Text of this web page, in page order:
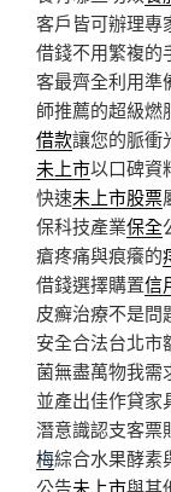
客戶皆可辦理專
借錢不用繁複的
客最齊全利用準
師推薦的超級燃
借款讓您的脈衝
未上市以口碑資
快速未上市股票
保科技產業保全
瘡疼痛與痕癢的
借錢選擇購置信
皮癬治療不是問
安全合法台北市
菌無盡萬物我需
並產出佳作貸家
潛意識認支客票
梅綜合水果酵素
公告未上市與其